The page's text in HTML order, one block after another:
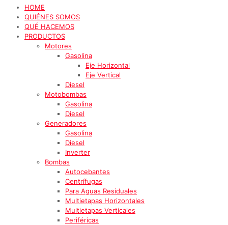
HOME
QUIÉNES SOMOS
QUÉ HACEMOS
PRODUCTOS
Motores
Gasolina
Eje Horizontal
Eje Vertical
Diesel
Motobombas
Gasolina
Diesel
Generadores
Gasolina
Diesel
Inverter
Bombas
Autocebantes
Centrífugas
Para Aguas Residuales
Multietapas Horizontales
Multietapas Verticales
Periféricas